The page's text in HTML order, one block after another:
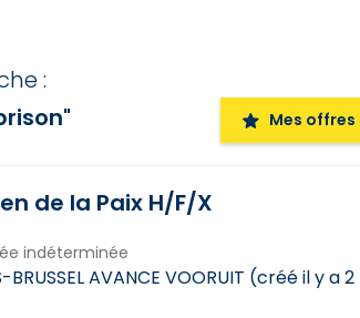
:
" Mes
de la Paix H/F/X
indéterminée
BRUSSEL AVANCE VOORUIT (créé il y a 2